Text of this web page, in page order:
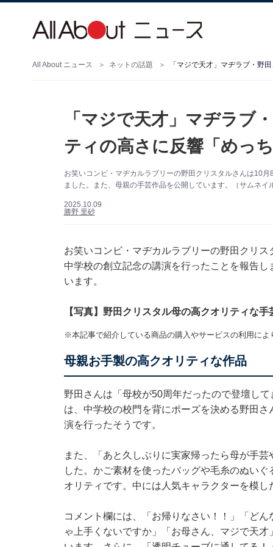
All About ニュース ネットの話題 「マジで天才」マヂラブ・野
「マジで天才」マヂラブ
ティの高さに反響「めっ
お笑いコンビ・マヂカルラブリーの野田クリスタルさんは10
ました。また、母親の手芸作品を公開しています。（サムネ
2025.10.09
勝野 里砂
お笑いコンビ・マヂカルラブリーの野田クリ
中学校の創立記念の講演を行ったことを報告
います。
【写真】野田クリスタル母の高クオリティな手
※本記事で紹介している商品の購入やサービスの利用に
母親お手製の高クオリティな作品
野田さんは「母校が50周年だったので登壇し
は、中学校の校門を背にポーズを決める野田
演を行ったそうです。
また、「あと久しぶりに実家帰ったら母が手
した。かご素材を使ったバッグや毛糸のぬい
オリティです。中には人気キャラクターを模し
コメント欄には、「お帰りなさい！！」「ど
ゃ上手くないですか」「お母さん、マジで天